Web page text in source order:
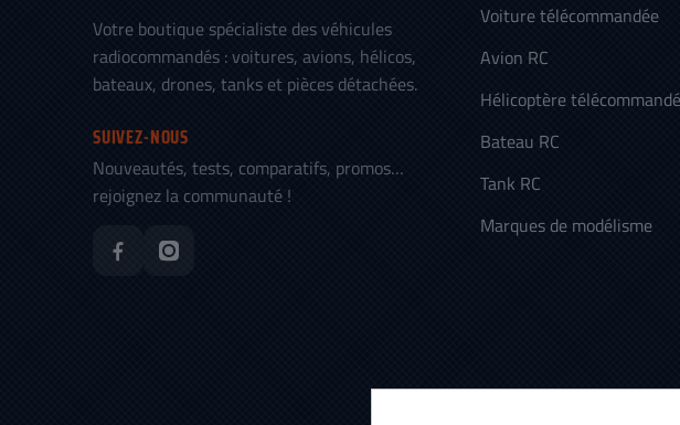
Votre boutique spécialiste des véhicules
radiocommandés : voitures, avions, hélicos,
bateaux, drones, tanks et pièces détachées.
SUIVEZ-NOUS
Nouveautés, tests, comparatifs, promos…
rejoignez la communauté !
Voiture télécommandée
Avion RC
Hélicoptère télécommandé
Bateau RC
Tank RC
Marques de modélisme